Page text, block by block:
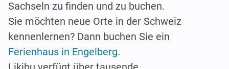
Sachseln zu finden und zu buchen.
Sie möchten neue Orte in der Schweiz
kennenlernen? Dann buchen Sie ein
Ferienhaus in Engelberg.